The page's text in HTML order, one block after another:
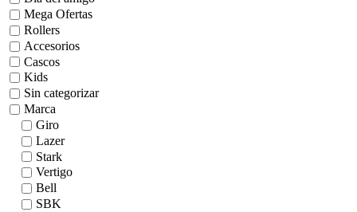
Mega Ofertas
Rollers
Accesorios
Cascos
Kids
Sin categorizar
Marca
Giro
Lazer
Stark
Vertigo
Bell
SBK